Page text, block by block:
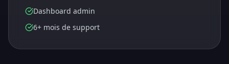
Dashboard admin
6+ mois de support